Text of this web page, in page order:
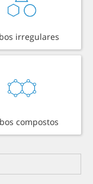
irregulares
compostos